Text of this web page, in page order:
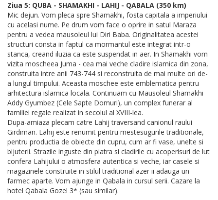
Ziua 5: QUBA - SHAMAKHI - LAHIJ - QABALA (350 km)
Mic dejun. Vom pleca spre Shamakhi, fosta capitala a imperiului
cu acelasi nume. Pe drum vom face o oprire in satul Maraza
pentru a vedea mausoleul lui Diri Baba. Originalitatea acestei
structuri consta in faptul ca mormantul este integrat intr-o
stanca, creand iluzia ca este suspendat in aer. In Shamakhi vom
vizita moscheea Juma - cea mai veche cladire islamica din zona,
construita intre anii 743-744 si reconstruita de mai multe ori de-
a lungul timpului. Aceasta moschee este emblematica pentru
arhitectura islamica locala. Continuam cu Mausoleul Shamakhi
Addy Gyumbez (Cele Sapte Domuri), un complex funerar al
familiei regale realizat in secolul al XVIII-lea.
Dupa-amiaza plecam catre Lahij traversand canionul raului
Girdiman. Lahij este renumit pentru mestesugurile traditionale,
pentru productia de obiecte din cupru, cum ar fi vase, unelte si
bijuterii. Strazile inguste din piatra si cladirile cu acoperisuri de lut
confera Lahijului o atmosfera autentica si veche, iar casele si
magazinele construite in stilul traditional azer ii adauga un
farmec aparte. Vom ajunge in Qabala in cursul serii. Cazare la
hotel Qabala Gozel 3* (sau similar).